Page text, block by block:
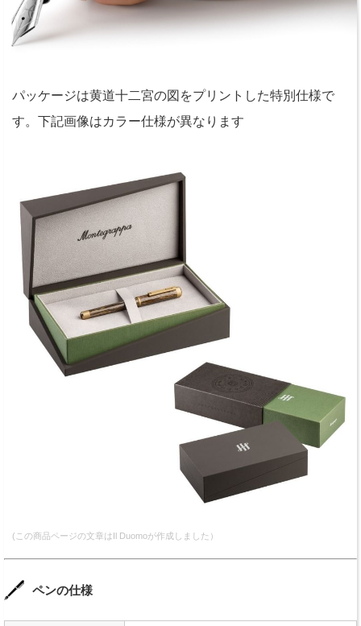
パッケージは黄道十二宮の図をプリントした特別仕様で
す。下記画像はカラー仕様が異なります
(この商品ページの文章はIl Duomoが作成しました）
ペンの仕様